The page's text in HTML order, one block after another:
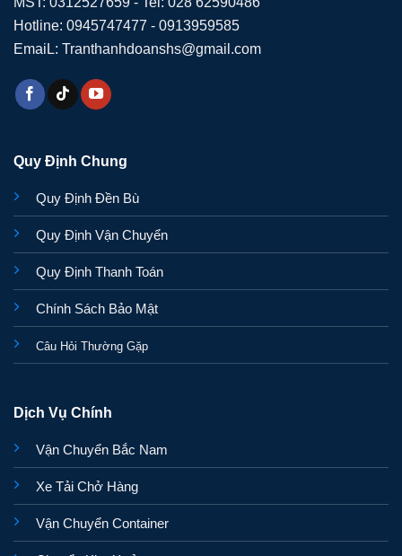
Hotline: 0945747477 - 0913959585
EmaiL: Tranthanhdoanshs@gmail.com
Quy Định Chung
Quy Định Đền Bù
Quy Định Vận Chuyển
Quy Định Thanh Toán
Chính Sách Bảo Mật
Câu Hỏi Thường Gặp
Dịch Vụ Chính
Vận Chuyển Bắc Nam
Xe Tải Chở Hàng
Vận Chuyển Container